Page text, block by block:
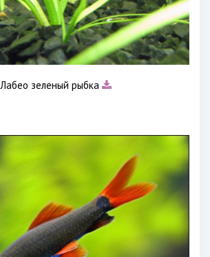
Лабео зеленый рыбка